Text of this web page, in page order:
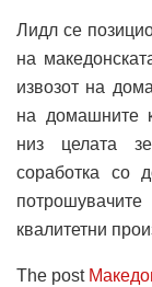
Лидл се
на
извозот на
на домашните
низ целата
соработка со
квалитетни
The post